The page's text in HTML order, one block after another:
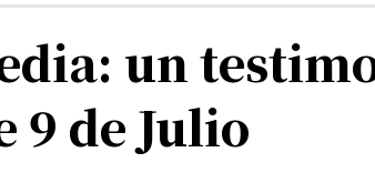
un
9 de Julio